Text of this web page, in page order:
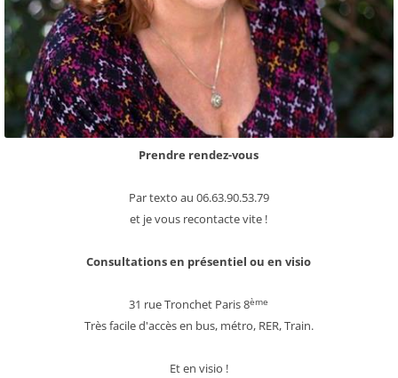
Prendre rendez-vous
Par texto au 06.63.90.53.79
et je vous recontacte vite !
Consultations en présentiel ou en visio
31 rue Tronchet Paris 8ème
Très facile d'accès en bus, métro, RER, Train.
Et en visio !